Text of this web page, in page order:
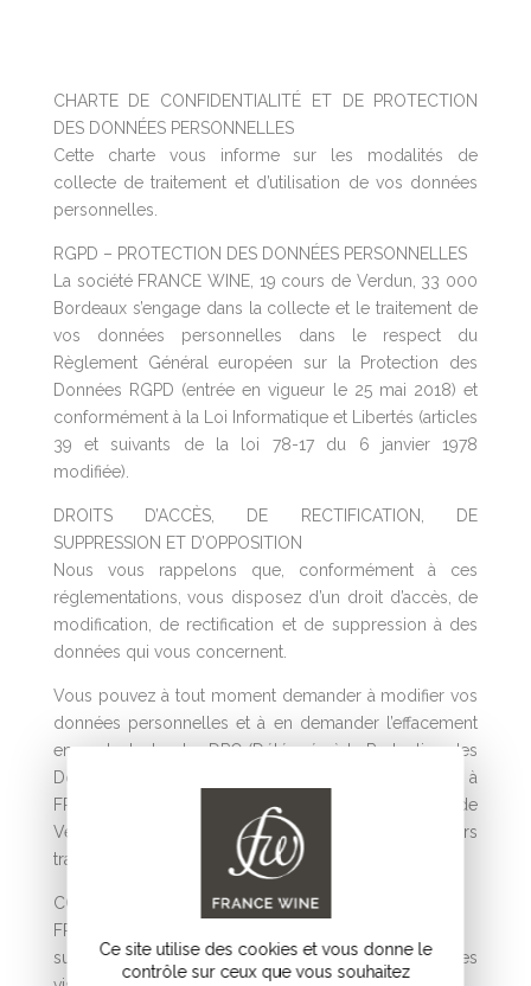
CHARTE DE CONFIDENTIALITÉ ET DE PROTECTION
DES DONNÉES PERSONNELLES
Cette charte vous informe sur les modalités de
collecte de traitement et d’utilisation de vos données
personnelles.
RGPD – PROTECTION DES DONNÉES PERSONNELLES
La société FRANCE WINE, 19 cours de Verdun, 33 000
Bordeaux s’engage dans la collecte et le traitement de
vos données personnelles dans le respect du
Règlement Général européen sur la Protection des
Données RGPD (entrée en vigueur le 25 mai 2018) et
conformément à la Loi Informatique et Libertés (articles
39 et suivants de la loi 78-17 du 6 janvier 1978
modifiée).
DROITS D’ACCÈS, DE RECTIFICATION, DE
SUPPRESSION ET D’OPPOSITION
Nous vous rappelons que, conformément à ces
réglementations, vous disposez d’un droit d’accès, de
modification, de rectification et de suppression à des
données qui vous concernent.
Vous pouvez à tout moment demander à modifier vos
données personnelles et à en demander l’effacement
en contactant notre DPO (Déléguée à la Protection des
Données) sur info@francewine.fr ou par courrier à
FRANCE WINE, à l’attention du DPO, 19 cours de
Verdun, 33 000 Bordeaux. Votre demande sera alors
traitée dans les plus brefs délais.
COLLECTE DES DONNÉES PERSONNELLES
FRANCE WINE recueille les données suivantes :
sur le site internet : données de type audience, pages
Ce site utilise des cookies et vous donne le
contrôle sur ceux que vous souhaitez